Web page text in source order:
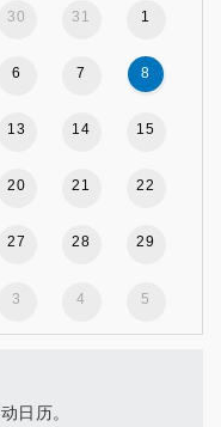
30 31 1
6 7 8
13 14 15
20 21 22
27 28 29
3 4 5
日历。